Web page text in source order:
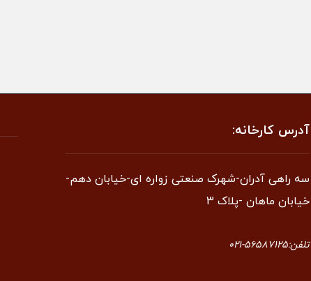
آدرس کارخانه:
سه راهی آدران-شهرک صنعتی زواره ای-خیابان دهم-
خیابان ماهان -پلاک 3
تلفن:56587125-021